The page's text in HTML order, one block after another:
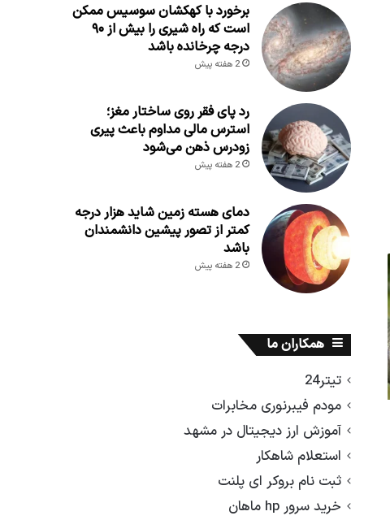
برخورد با کهکشان سوسیس ممکن
است که راه شیری را بیش از ۹۰
درجه چرخانده باشد
2 هفته پیش
رد پای فقر روی ساختار مغز؛
استرس مالی مداوم باعث پیری
زودرس ذهن می‌شود
2 هفته پیش
دمای هسته زمین شاید هزار درجه
کمتر از تصور پیشین دانشمندان
باشد
2 هفته پیش
همکاران ما
تیتر24
مودم فیبرنوری مخابرات
آموزش ارز دیجیتال در مشهد
استعلام شاهکار
ثبت نام بروکر ای پلنت
خرید سرور hp ماهان